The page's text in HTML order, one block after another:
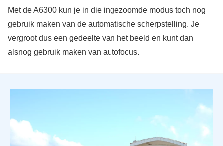
Met de A6300 kun je in die ingezoomde modus toch nog
gebruik maken van de automatische scherpstelling. Je
vergroot dus een gedeelte van het beeld en kunt dan
alsnog gebruik maken van autofocus.